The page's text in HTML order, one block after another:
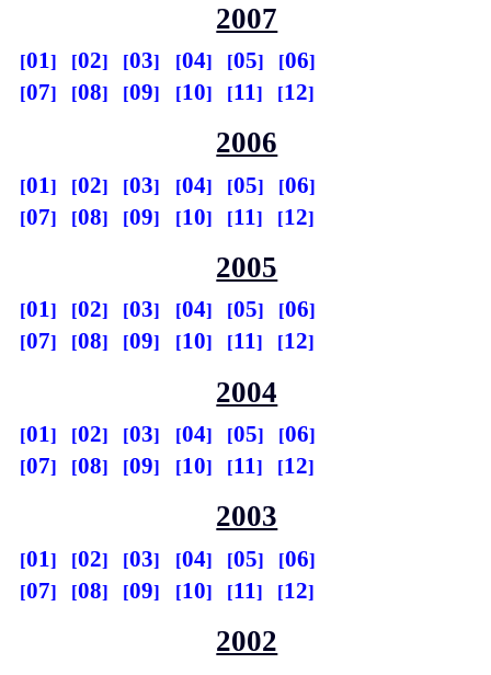
2007
01 02 03 04 05
06
07
08 09 10 11 12
2006
01 02 03 04 05
06
07
08 09 10 11 12
2005
01 02 03 04 05
06
07
08 09 10 11 12
2004
01 02 03 04 05
06
07
08 09 10 11 12
2003
01 02 03 04 05
06
07
08 09 10 11 12
2002